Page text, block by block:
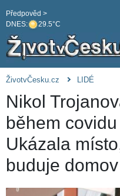
DNES: 29.5°C
Předpověd >
ŽivotvČesku.cz LIDÉ
Nikol
během
Ukázala
buduje